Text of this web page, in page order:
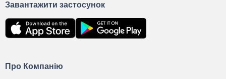
Про Компанію
Завантажити застосунок